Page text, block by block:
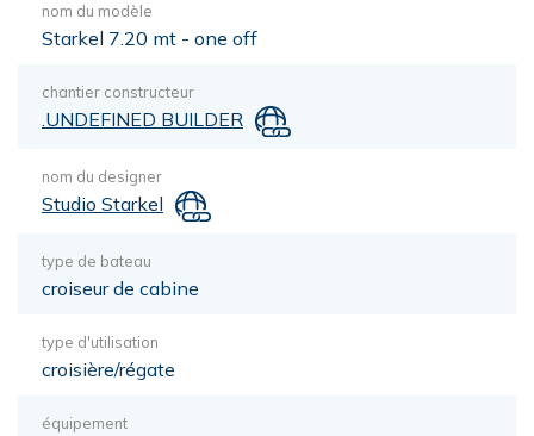
nom du modèle
Starkel 7.20 mt - one off
chantier constructeur
.UNDEFINED BUILDER
nom du designer
Studio Starkel
type de bateau
croiseur de cabine
type d'utilisation
croisière/régate
équipement